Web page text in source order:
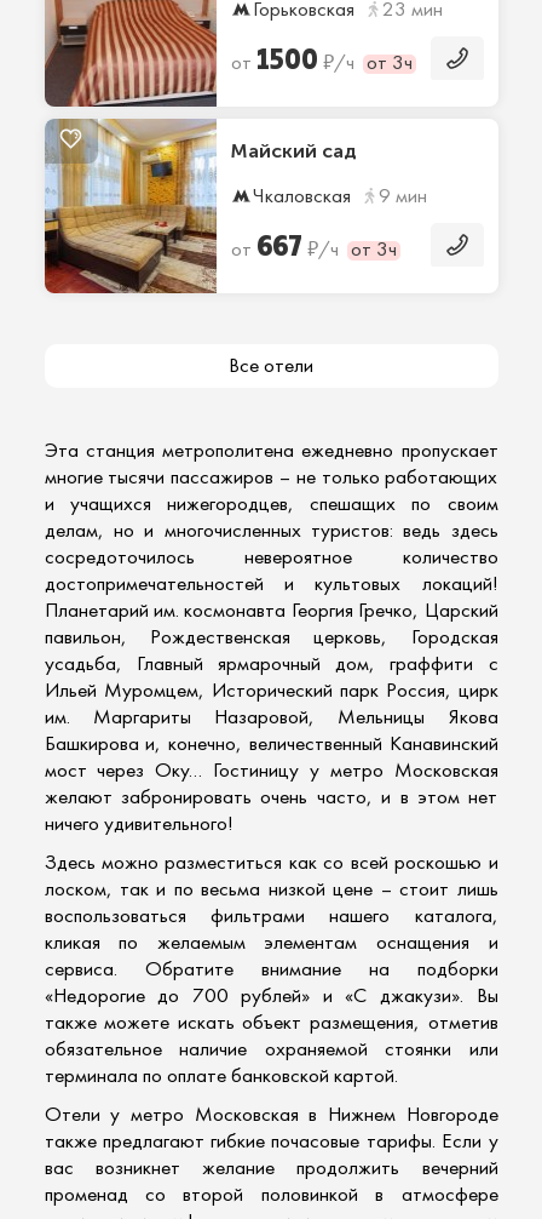
Горьковская 23 мин
от 1500 ₽/ч от 3ч
Майский сад
Чкаловская 9 мин
от 667 ₽/ч от 3ч
Все отели
Эта станция метрополитена ежедневно пропускает
многие тысячи пассажиров – не только работающих
и учащихся нижегородцев, спешащих по своим
делам, но и многочисленных туристов: ведь здесь
сосредоточилось невероятное количество
достопримечательностей и культовых локаций!
Планетарий им. космонавта Георгия Гречко, Царский
павильон, Рождественская церковь, Городская
усадьба, Главный ярмарочный дом, граффити с
Ильей Муромцем, Исторический парк Россия, цирк
им. Маргариты Назаровой, Мельницы Якова
Башкирова и, конечно, величественный Канавинский
мост через Оку… Гостиницу у метро Московская
желают забронировать очень часто, и в этом нет
ничего удивительного!
Здесь можно разместиться как со всей роскошью и
лоском, так и по весьма низкой цене – стоит лишь
воспользоваться фильтрами нашего каталога,
кликая по желаемым элементам оснащения и
сервиса. Обратите внимание на подборки
«Недорогие до 700 рублей» и «С джакузи». Вы
также можете искать объект размещения, отметив
обязательное наличие охраняемой стоянки или
терминала по оплате банковской картой.
Отели у метро Московская в Нижнем Новгороде
также предлагают гибкие почасовые тарифы. Если у
вас возникнет желание продолжить вечерний
променад со второй половинкой в атмосфере